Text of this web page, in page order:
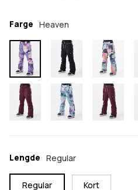
Farge Heaven
Lengde Regular
Regular Kort